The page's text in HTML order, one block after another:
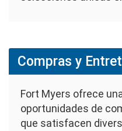
Compras y
Fort Myers ofrece
oportunidades de
que satisfacen